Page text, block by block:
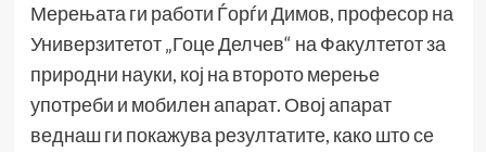
Мерењата ги работи Ѓорѓи Димов, професор на
Универзитетот „Гоце Делчев“ на Факултетот за
природни науки, кој на второто мерење
употреби и мобилен апарат. Овој апарат
веднаш ги покажува резултатите, како што се